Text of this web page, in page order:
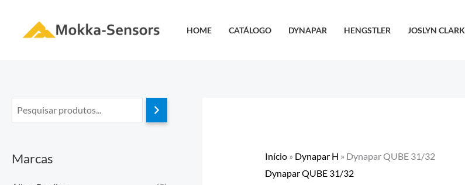
HOME CATÁLOGO DYNAPAR HENGSTLER JOSLYN CLARK
Marcas Início» Dynapar H » Dynapar QUBE 31/32
Dynapar QUBE 31/32